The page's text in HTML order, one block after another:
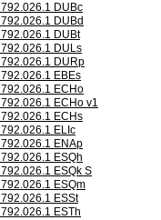
792.026.1 DUBc
792.026.1 DUBd
792.026.1 DUBt
792.026.1 DULs
792.026.1 DURp
792.026.1 EBEs
792.026.1 ECHo
792.026.1 ECHo v1
792.026.1 ECHs
792.026.1 ELIc
792.026.1 ENAp
792.026.1 ESQh
792.026.1 ESQk S
792.026.1 ESQm
792.026.1 ESSt
792.026.1 ESTh